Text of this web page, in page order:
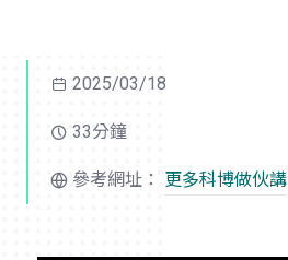
2025/03/18
33分鐘
參考網址： 更多科博做伙講